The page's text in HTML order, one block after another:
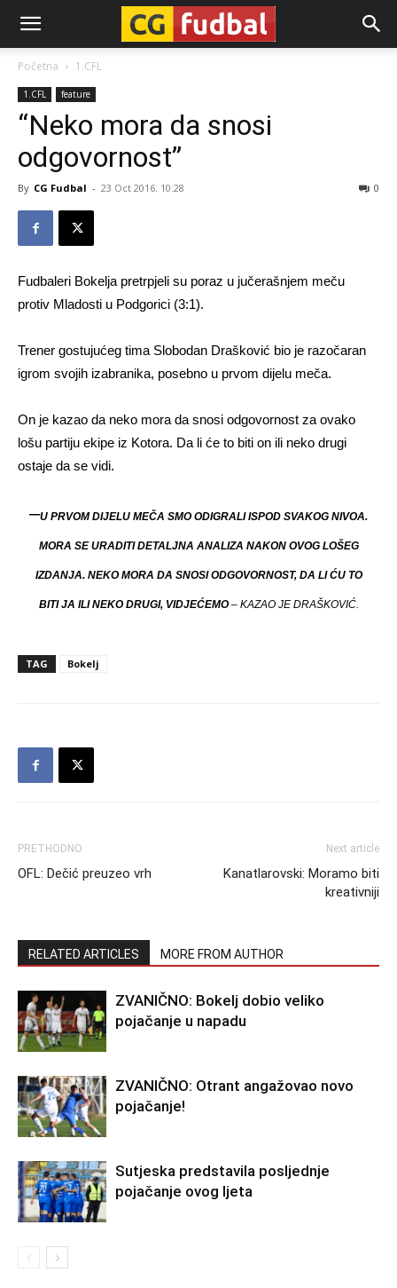
CG-
Fudbal
Početna 1.CFL
1.CFL feature
“Neko mora da snosi
odgovornost”
By CG Fudbal - 23 Oct 2016. 10:28 0
Fudbaleri Bokelja pretrpjeli su poraz u jučerašnjem meču
protiv Mladosti u Podgorici (3:1).
Trener gostujućeg tima Slobodan Drašković bio je razočaran
igrom svojih izabranika, posebno u prvom dijelu meča.
On je kazao da neko mora da snosi odgovornost za ovako
lošu partiju ekipe iz Kotora. Da li će to biti on ili neko drugi
ostaje da se vidi.
–U PRVOM DIJELU MEČA SMO ODIGRALI ISPOD SVAKOG NIVOA.
MORA SE URADITI DETALJNA ANALIZA NAKON OVOG LOŠEG
IZDANJA. NEKO MORA DA SNOSI ODGOVORNOST, DA LI ĆU TO
BITI JA ILI NEKO DRUGI, VIDJEĆEMO– KAZAO JE DRAŠKOVIĆ.
TAG Bokelj
PRETHODNO
OFL: Dečić preuzeo vrh
Next article
Kanatlarovski: Moramo biti
kreativniji
RELATED ARTICLES MORE FROM AUTHOR
ZVANIČNO: Bokelj dobio veliko
pojačanje u napadu
ZVANIČNO: Otrant angažovao novo
pojačanje!
Sutjeska predstavila posljednje
pojačanje ovog ljeta